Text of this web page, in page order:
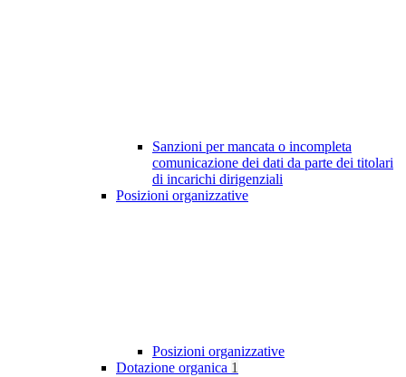
Sanzioni per mancata o incompleta
comunicazione dei dati da parte dei titolari
di incarichi dirigenziali
Posizioni organizzative
Posizioni organizzative
Dotazione organica 1